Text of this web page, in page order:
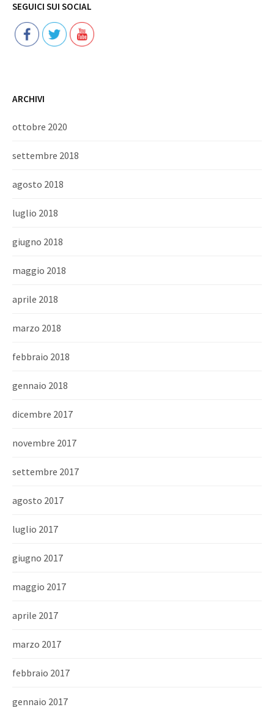
SEGUICI SUI SOCIAL
ARCHIVI
ottobre 2020
settembre 2018
agosto 2018
luglio 2018
giugno 2018
maggio 2018
aprile 2018
marzo 2018
febbraio 2018
gennaio 2018
dicembre 2017
novembre 2017
settembre 2017
agosto 2017
luglio 2017
giugno 2017
maggio 2017
aprile 2017
marzo 2017
febbraio 2017
gennaio 2017